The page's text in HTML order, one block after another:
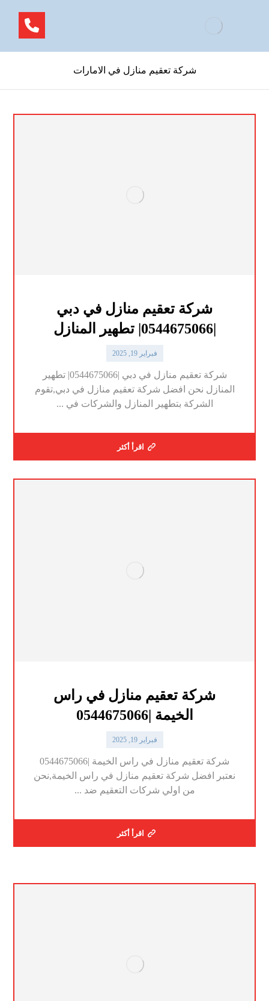
شركة تعقيم منازل في الامارات
شركة تعقيم منازل في دبي
|0544675066| تطهير المنازل
فبراير 19, 2025
شركة تعقيم منازل في دبي |0544675066| تطهير
المنازل نحن افضل شركة تعقيم منازل في دبي,تقوم
الشركة بتطهير المنازل والشركات في ...
اقرأ أكثر
شركة تعقيم منازل في راس
الخيمة |0544675066
فبراير 19, 2025
شركة تعقيم منازل في راس الخيمة |0544675066
نعتبر افضل شركة تعقيم منازل في راس الخيمة,نحن
من اولي شركات التعقيم ضد ...
اقرأ أكثر